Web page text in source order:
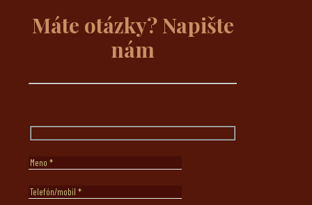
Máte otázky? Napište
nám